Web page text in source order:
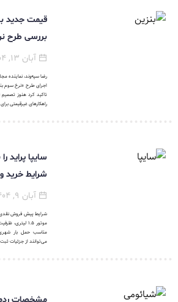
قیمت جدید
بررسی طرح
آبان ۱۳, ۱۴۰۴
رضا سپه‌وند، نماینده
تاکید کرد هنوز
راهکارهای غیرقیمتی
سایپا پراید
شرایط خرید
آبان ۹, ۱۴۰۴
مناسب حمل بار
می‌توانند از جزئیات